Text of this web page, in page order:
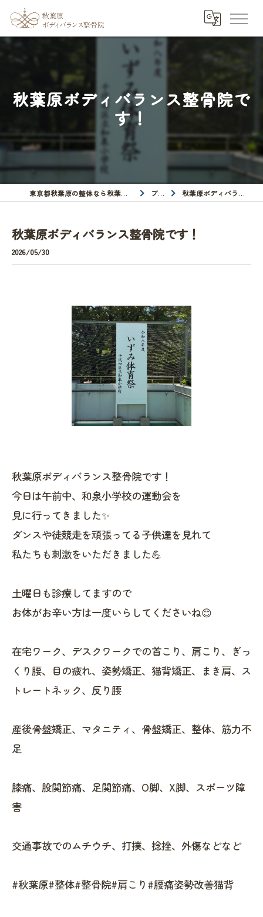
秋葉原ボディバランス整骨院で
す！
東京都秋葉原の整体なら秋葉原ボディバランス整骨院 ブログ 秋葉原ボディバランス整骨院です！
秋葉原ボディバランス整骨院です！
2026/05/30
秋葉原ボディバランス整骨院です！
今日は午前中、和泉小学校の運動会を
見に行ってきました✨
ダンスや徒競走を頑張ってる子供達を見れて
私たちも刺激をいただきました💪
土曜日も診療してますので
お体がお辛い方は一度いらしてくださいね😊
在宅ワーク、デスクワークでの首こり、肩こり、ぎっ
くり腰、目の疲れ、姿勢矯正、猫背矯正、まき肩、ス
トレートネック、反り腰
産後骨盤矯正、マタニティ、骨盤矯正、整体、筋力不
足
膝痛、股関節痛、足関節痛、O脚、X脚、スポーツ障
害
交通事故でのムチウチ、打撲、捻挫、外傷などなど
#秋葉原#整体#整骨院#肩こり#腰痛姿勢改善猫背